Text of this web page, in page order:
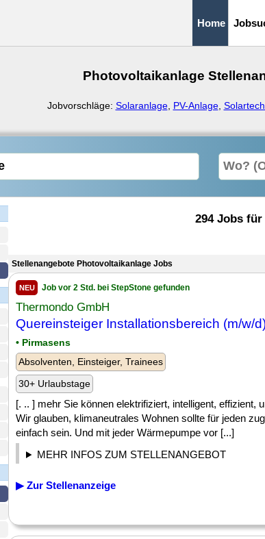
Home
Photovoltaikanlage
Jobvorschläge: Solaranlage, PV-Anlage,
294 Jobs
Stellenangebote Photovoltaikanlage Jobs
NEU Job vor 2 Std. bei StepStone gefunden
Thermondo GmbH
Quereinsteiger Installationsbereich (m/w/
• Pirmasens
Absolventen, Einsteiger, Trainees
30+ Urlaubstage
[. .. ] mehr Sie können elektrifiziert, intelligent, effizient,
Wir glauben, klimaneutrales Wohnen sollte für jeden
einfach sein. Und mit jeder Wärmepumpe vor [...]
MEHR INFOS ZUM STELLENANGEBOT
▶ Zur Stellenanzeige